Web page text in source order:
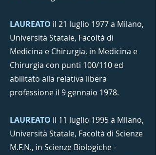
LAUREATO il 21 luglio 1977 a Milano,
Università Statale, Facoltà di
Medicina e Chirurgia, in Medicina e
Chirurgia con punti 100/110 ed
abilitato alla relativa libera
professione il 9 gennaio 1978.
LAUREATO il 11 luglio 1995 a Milano,
Università Statale, Facoltà di Scienze
M.F.N., in Scienze Biologiche -